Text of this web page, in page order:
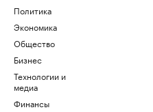
Политика
Экономика
Общество
Бизнес
Технологии и
медиа
Финансы